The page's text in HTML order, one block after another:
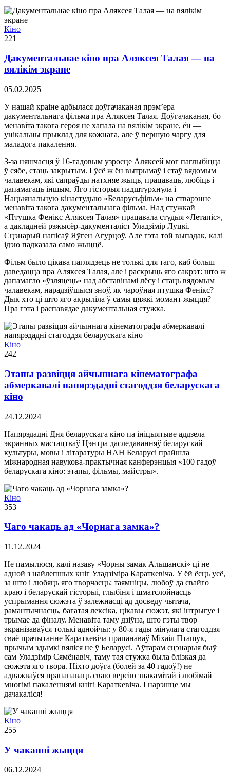
Кіно
221
Дакументальнае кіно пра Аляксея Талая — на
вялікім экране
05.02.2025
У нашай краіне адбылася доўгачаканая прэм’ера
дакументальнага фільма пра Аляксея Талая. Доўгачаканая, бо
менавіта такога героя не хапала на вялікім экране, ён —
унікальны прыклад для кожнага, але ў першую чаргу для
маладога пакалення.
З-за няшчасця ў 16-гадовым узросце Аляксей мог паглыбіцца
ў сябе, стаць закрытым. І ўсё ж ён вытрымаў і стаў вядомым
чалавекам, які сапраўды натхняе жыць, працаваць, любіць і
дапамагаць іншым. Яго гісторыя падштурхнула і
Нацыянальную кінастудыю «Беларусьфільм» на стварэнне
менавіта такога дакументальнага фільма. Над стужкай
«Птушка Фенікс Аляксея Талая» працавала студыя «Летапіс»,
а дакладней рэжысёр-дакументаліст Уладзімір Луцкі.
Сцэнарый напісаў Яўген Агурцоў. Але гэта той выпадак, калі
ідэю падказала само жыццё.
Фільм было цікава паглядзець не толькі для таго, каб больш
даведацца пра Аляксея Талая, але і раскрыць яго сакрэт: што ж
дапамагло «ўзляцець» над абставінамі лёсу і стаць вядомым
чалавекам, нарадзіўшыся зноў, як чароўная птушка Фенікс?
Дык хто ці што яго акрыліла ў самы цяжкі момант жыцця?
Пра гэта і распавядае дакументальная стужка.
Кіно
242
Этапы развіцця айчыннага кінематографа
абмеркавалі напярэдадні стагоддзя беларускага
кіно
24.12.2024
Напярэдадні Дня беларускага кіно па ініцыятыве аддзела
экранных мастацтваў Цэнтра даследаванняў беларускай
культуры, мовы і літаратуры НАН Беларусі прайшла
міжнародная навукова-практычная канферэнцыя «100 гадоў
беларускага кіно: этапы, фільмы, майстры».
Кіно
353
Чаго чакаць ад «Чорнага замка»?
11.12.2024
Не памылюся, калі назаву «Чорны замак Альшанскі» ці не
адной з найлепшых кніг Уладзіміра Караткевіча. У ёй ёсць усё,
за што і любяць яго творчасць: таямніцы, любоў да свайго
краю і беларускай гісторыі, глыбіня і шматслойнасць
успрымання сюжэта ў залежнасці ад досведу чытача,
рамантычнасць, багатая лексіка, цікавы сюжэт, які інтрыгуе і
трымае да фіналу. Менавіта таму дзіўна, што гэты твор
экранізаваўся толькі аднойчы: у 80-я гады мінулага стагоддзя
сваё прачытанне Караткевіча прапанаваў Міхаіл Пташук,
прычым здымкі вяліся не ў Беларусі. Аўтарам сцэнарыя быў
сам Уладзімір Сямёнавіч, таму тая стужка была блізкая да
сюжэта яго твора. Ніхто доўга (болей за 40 гадоў!) не
адважваўся прапанаваць сваю версію знакамітай і любімай
многімі пакаленнямі кнігі Караткевіча. І нарэшце мы
дачакаліся!
Кіно
255
У чаканні жыцця
06.12.2024